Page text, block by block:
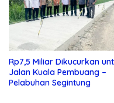
Rp7,5 Miliar Dikucurkan
Jalan Kuala Pembuang –
Pelabuhan Segintung